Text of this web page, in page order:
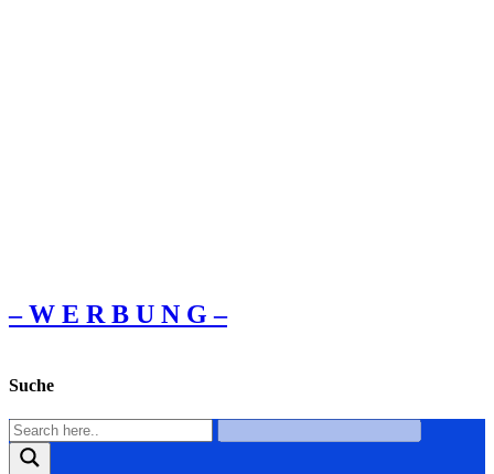
– W Ε R Β U Ν G –
Suche